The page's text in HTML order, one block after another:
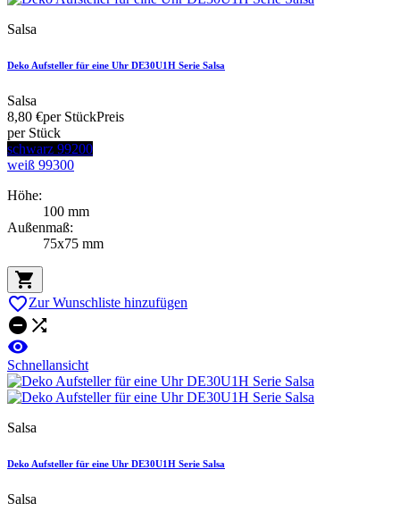
Salsa
Deko Aufsteller für eine Uhr DE30U1H Serie Salsa
Salsa
8,80 €per StückPreis
per Stück
schwarz 99200
weiß 99300
Höhe:
100 mm
Außenmaß:
75x75 mm

Zur Wunschliste hinzufügen
 

Schnellansicht
Salsa
Deko Aufsteller für eine Uhr DE30U1H Serie Salsa
Salsa